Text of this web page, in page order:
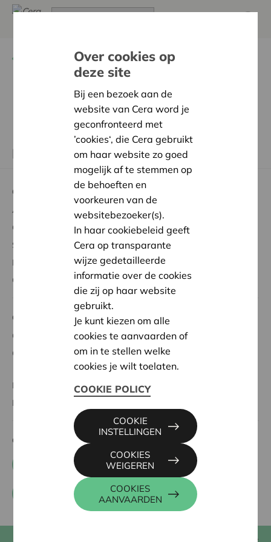
Feest voor iedereen! 400 x € 400
Deze ronde
Deze oproep is helaas afgesloten.
Over Cera
Aandelen kopen
Genieten van voordelen
Steun aan de samenleving
Meebeslissen
Over Cera
Cera voor
Cera voor verenigingen
Cera voor coöperaties
KBC Ancora
BRS
Contacteer ons
+32 0800 62 340
Contactformulier
Muntstraat 1, 3000 Leuven, België
Over cookies op
deze site
Bij een bezoek aan de
website van Cera word je
geconfronteerd met
’cookies‘, die Cera gebruikt
om haar website zo goed
mogelijk af te stemmen op
de behoeften en
voorkeuren van de
websitebezoeker(s).
In haar cookiebeleid geeft
Cera op transparante
wijze gedetailleerde
informatie over de cookies
die zij op haar website
gebruikt.
Je kunt kiezen om alle
cookies te aanvaarden of
om in te stellen welke
cookies je wilt toelaten.
COOKIE POLICY
COOKIES
AANVAARDEN
COOKIES
WEIGEREN
COOKIE
INSTELLINGEN